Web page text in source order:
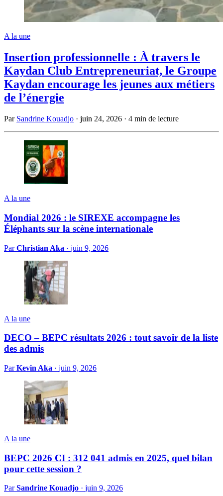
A la une
Insertion professionnelle : À travers le
Kaydan Club Entrepreneuriat, le Groupe
Kaydan encourage les jeunes aux métiers
de l’énergie
Par Sandrine Kouadjo · juin 24, 2026 · 4 min de lecture
A la une
Mondial 2026 : le SIREXE accompagne les
Éléphants sur la scène internationale
ParChristian Aka · juin 9, 2026
A la une
DECO – BEPC résultats 2026 : tout savoir de la liste
des admis
ParKevin Aka · juin 9, 2026
A la une
BEPC 2026 CI : 312 041 admis en 2025, quel bilan
pour cette session ?
ParSandrine Kouadjo · juin 9, 2026